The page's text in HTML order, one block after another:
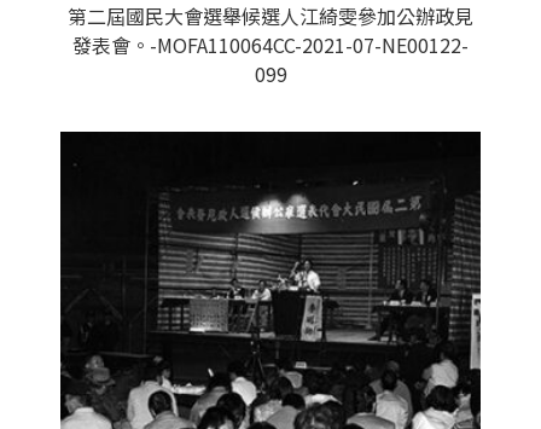
第二屆國民大會選舉候選人江綺雯參加公辦政見
發表會。-MOFA110064CC-2021-07-NE00122-
099